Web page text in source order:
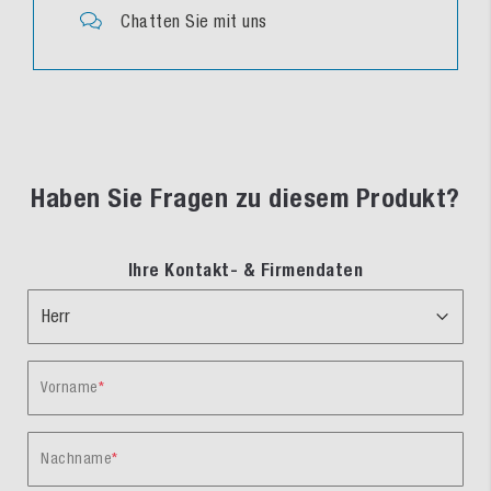
Chatten Sie mit uns
Haben Sie Fragen zu diesem Produkt?
Ihre Kontakt- & Firmendaten
Vorname
Nachname